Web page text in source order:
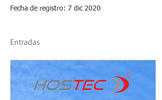
Fecha de registro: 7 dic 2020
Entradas